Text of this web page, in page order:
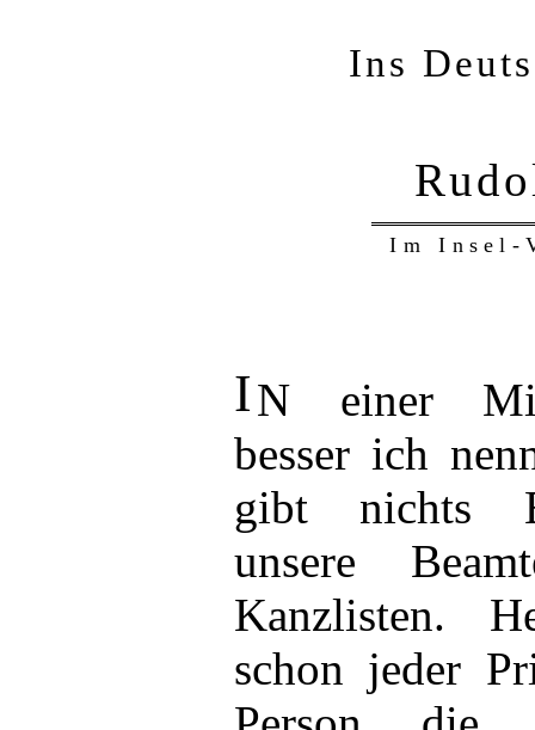
Ins
Im Insel-
IN
einer
besser ich
gibt nichts
unsere
Kanzlisten.
schon jeder